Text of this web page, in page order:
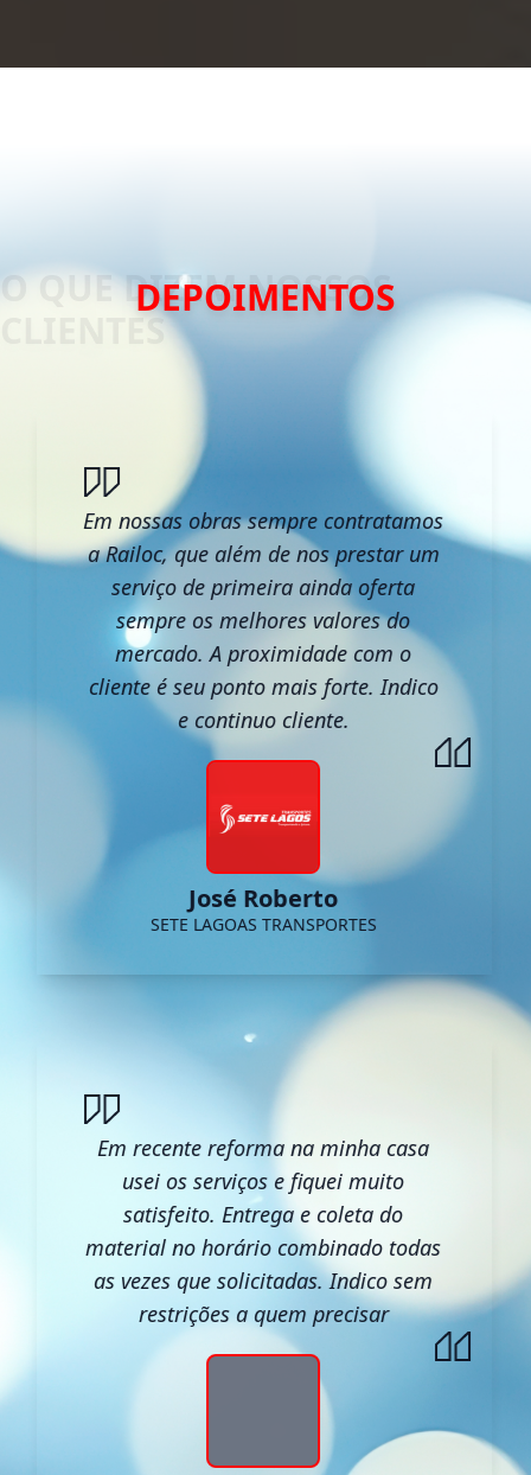
DEPOIMENTOS
Em nossas obras sempre contratamos
a Railoc, que além de nos prestar um
serviço de primeira ainda oferta
sempre os melhores valores do
mercado. A proximidade com o
cliente é seu ponto mais forte. Indico
e continuo cliente.
José Roberto
SETE LAGOAS TRANSPORTES
Em recente reforma na minha casa
usei os serviços e fiquei muito
satisfeito. Entrega e coleta do
material no horário combinado todas
as vezes que solicitadas. Indico sem
restrições a quem precisar